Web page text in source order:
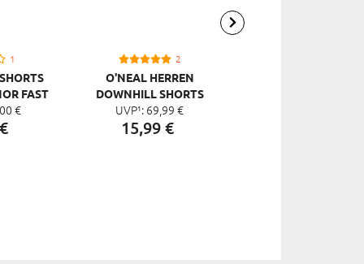
1
FAST
00 €
€
2
O'NEAL HERREN
DOWNHILL SHORTS
MATRIX
UVP¹: 69, 99 €
15,99€